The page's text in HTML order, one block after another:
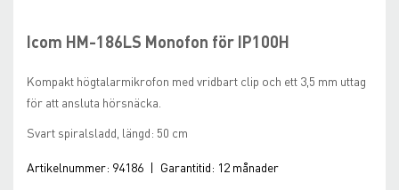
Icom HM-186LS Monofon för IP100H
Kompakt högtalarmikrofon med vridbart clip och ett 3,5 mm uttag
för att ansluta hörsnäcka.
Svart spiralsladd, längd: 50 cm
Artikelnummer: 94186 | Garantitid: 12 månader
the
gallery
beginning
of
images
gallery